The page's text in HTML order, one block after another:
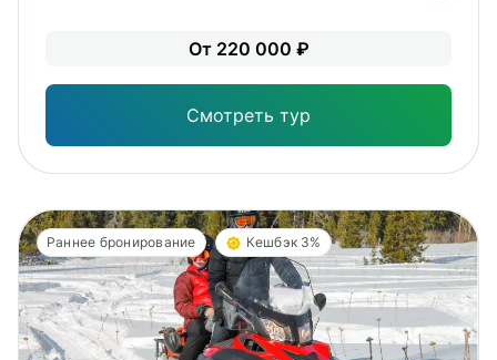
От 220 000 ₽
Смотреть тур
Раннее бронирование Кешбэк 3%